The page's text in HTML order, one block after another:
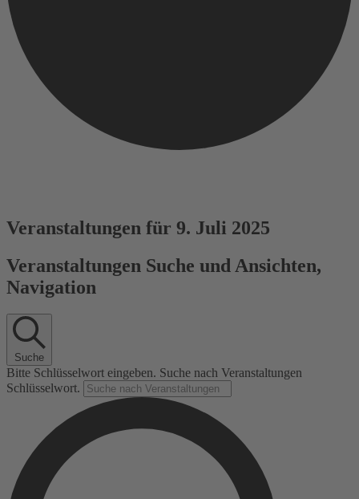
Veranstaltungen für 9. Juli 2025
Veranstaltungen Suche und Ansichten,
Navigation
Suche
Bitte Schlüsselwort eingeben. Suche nach Veranstaltungen
Schlüsselwort.